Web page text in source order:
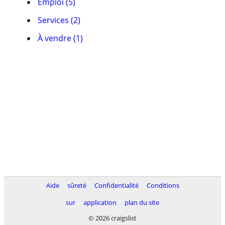
Services (2)
À vendre (1)
Aide sûreté Confidentialité
Conditions
sur
application
plan du site
© 2026 craigslist